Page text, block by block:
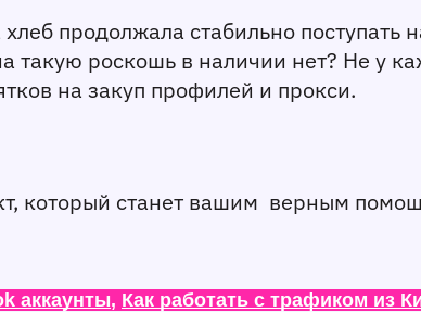
продолжала стабильно
такую роскошь в наличии нет? Не у
на закуп профилей и прокси.
который станет вашим  верным
аккаунты, Как работать с трафиком из